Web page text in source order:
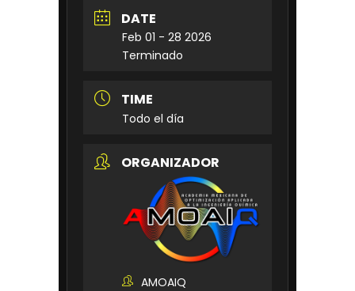
DATE
Feb 01 - 28 2026
Terminado
TIME
Todo el día
ORGANIZADOR
AMOAIQ